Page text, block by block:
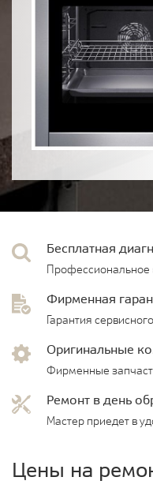
Бесплатная
Профессиональное
Фирменная
Гарантия
Оригинальные
Фирменные
Ремонт в день
Мастер приедет в
Цены на